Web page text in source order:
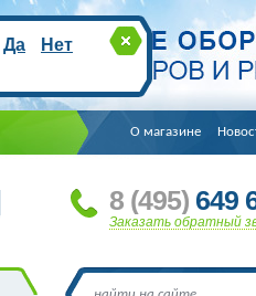
Да Нет
О магазине
8 (495) 649
Заказать обратный